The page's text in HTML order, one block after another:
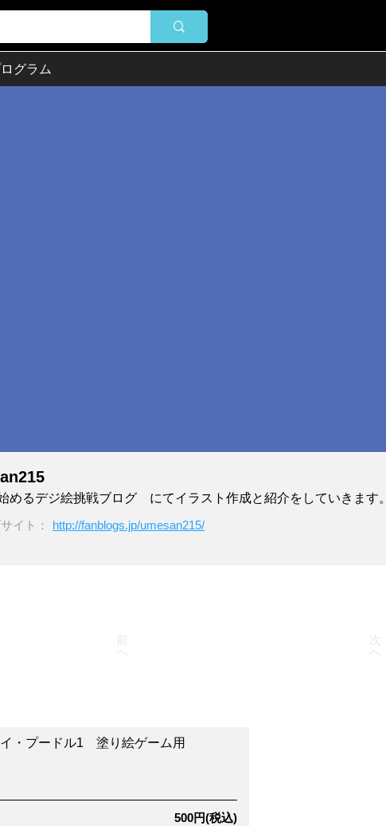
グラム
めるデジ絵挑戦ブログ にてイラスト作成と紹介をしていきます。
イト：
http://fanblogs.jp/umesan215/
前
へ
次
へ
イ・プードル1 塗り絵ゲーム用
500円(税込)